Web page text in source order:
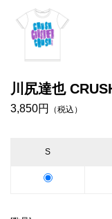
川尻達也
3,850円 （税込）
S